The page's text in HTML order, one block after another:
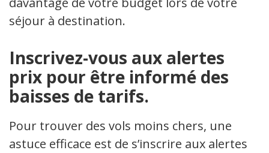
séjour à destination.
Inscrivez-vous aux alertes
prix pour être informé des
baisses de tarifs.
Pour trouver des vols moins chers, une
astuce efficace est de s’inscrire aux alertes